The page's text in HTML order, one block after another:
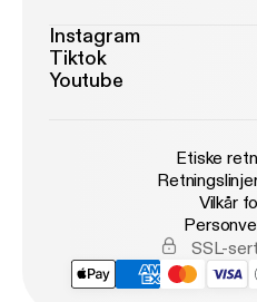
Instagram
Tiktok
Youtube
Etiske
Vilkår
SSL-